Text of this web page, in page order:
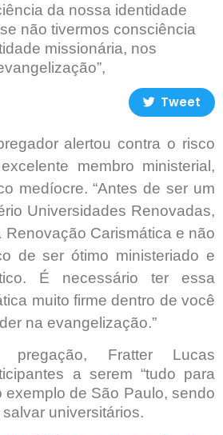
da nossa identidade
não tivermos consciência
missionária, nos
Tweet
alertou contra o risco
membro ministerial,
medíocre. “Antes de ser um
Universidades Renovadas,
Renovação Carismática e não
de ser ótimo ministeriado e
É necessário ter essa
muito firme dentro de você
na evangelização.”
pregação, Fratter Lucas
a serem “tudo para
exemplo de São Paulo, sendo
universitários.